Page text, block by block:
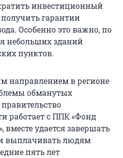
инвестиционный
гарантии
Особенно это важно, по
небольших зданий
пунктов.
направлением в регионе
обманутых
работает с ППК «Фонд
вместе удается завершать
выплачивать людям
пять лет